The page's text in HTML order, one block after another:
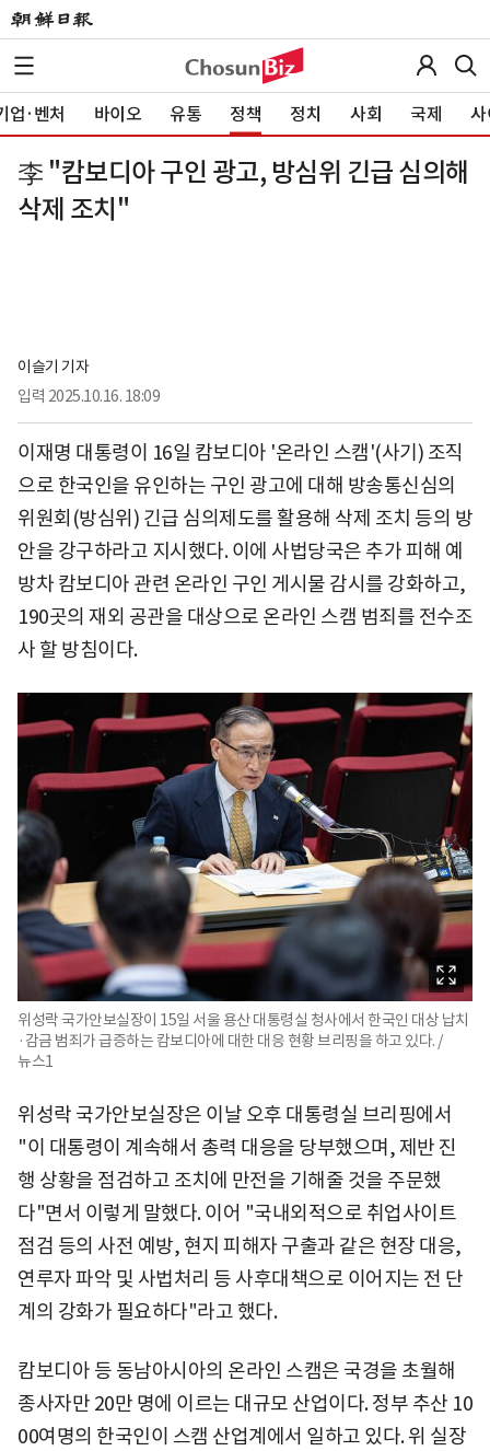
업·벤처 바이오 유통 정책 정치 사회 국제 사
李 "캄보디아 구인 광고, 방심위 긴급 심의해
삭제 조치"
이슬기 기자
입력 2025.10.16. 18:09
이재명 대통령이 16일 캄보디아 '온라인 스캠'(사기) 조직
으로 한국인을 유인하는 구인 광고에 대해 방송통신심의
위원회(방심위) 긴급 심의제도를 활용해 삭제 조치 등의 방
안을 강구하라고 지시했다. 이에 사법당국은 추가 피해 예
방차 캄보디아 관련 온라인 구인 게시물 감시를 강화하고,
190곳의 재외 공관을 대상으로 온라인 스캠 범죄를 전수조
사 할 방침이다.
위성락 국가안보실장이 15일 서울 용산 대통령실 청사에서 한국인 대상 납치
·감금 범죄가 급증하는 캄보디아에 대한 대응 현황 브리핑을 하고 있다. /
뉴스1
위성락 국가안보실장은 이날 오후 대통령실 브리핑에서
"이 대통령이 계속해서 총력 대응을 당부했으며, 제반 진
행 상황을 점검하고 조치에 만전을 기해줄 것을 주문했
다"면서 이렇게 말했다. 이어 "국내외적으로 취업사이트
점검 등의 사전 예방, 현지 피해자 구출과 같은 현장 대응,
연루자 파악 및 사법처리 등 사후대책으로 이어지는 전 단
계의 강화가 필요하다"라고 했다.
캄보디아 등 동남아시아의 온라인 스캠은 국경을 초월해
종사자만 20만 명에 이르는 대규모 산업이다. 정부 추산 10
00여명의 한국인이 스캠 산업계에서 일하고 있다. 위 실장